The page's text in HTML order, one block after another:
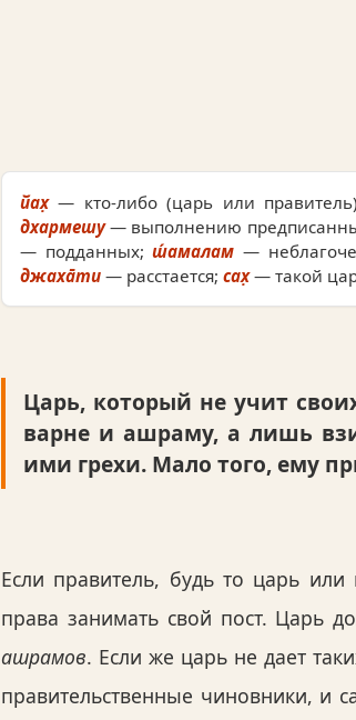
йах̣— кто-либо (царь или
дхармешу— выполнению
— подданных;ш́амалам —
джаха̄ти — расстается; сах̣— такой
Царь, который не учит
варне и ашраму, а лишь
ими грехи. Мало того, ему
Если правитель, будь то царь
права занимать свой пост. Царь
ашрамов. Если же царь не дает
правительственные чиновники, и